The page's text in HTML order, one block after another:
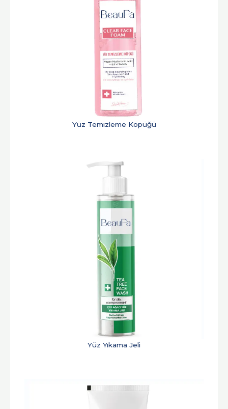
Yüz Temizleme Köpüğü
Yüz Yıkama Jeli